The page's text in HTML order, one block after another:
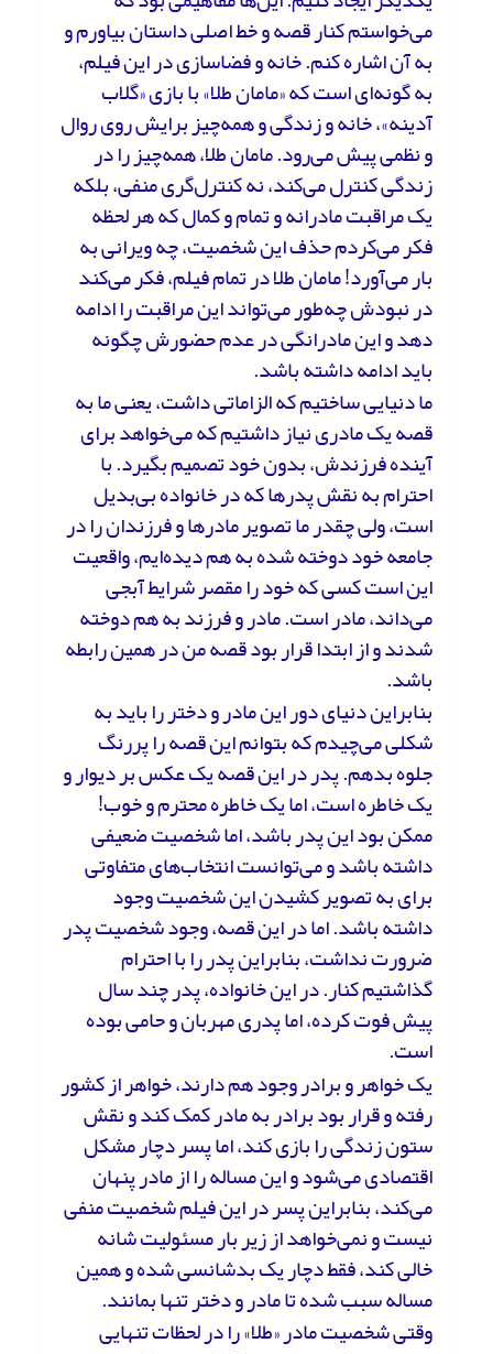
می‌خواستم کنار قصه و خط اصلی داستان بیاورم و
به آن اشاره کنم. خانه و فضاسازی در این فیلم،
به گونه‌ای است که «مامان طلا» با بازی «گلاب
آدینه»، خانه و زندگی و همه‌چیز برایش روی روال
و نظمی پیش می‌رود. مامان طلا، همه‌چیز را در
زندگی کنترل می‌کند، نه کنترل‌گری منفی، بلکه
یک مراقبت مادرانه و تمام و کمال که هر لحظه
فکر می‌کردم حذف این شخصیت، چه ویرانی به
بار می‌آورد! مامان طلا در تمام فیلم، فکر می‌کند
در نبودش چه‌طور می‌تواند این مراقبت را ادامه
دهد و این مادرانگی در عدم حضورش چگونه
باید ادامه داشته باشد.
ما دنیایی ساختیم که الزاماتی داشت، یعنی ما به
قصه یک مادری نیاز داشتیم که می‌خواهد برای
آینده فرزندش، بدون خود تصمیم بگیرد. با
احترام به نقش پدرها که در خانواده بی‌بدیل
است، ولی چقدر ما تصویر مادرها و فرزندان را در
جامعه خود دوخته شده به هم دیده‌ایم، واقعیت
این است کسی که خود را مقصر شرایط آبجی
می‌داند، مادر است. مادر و فرزند به هم دوخته
شدند و از ابتدا قرار بود قصه من در همین رابطه
باشد.
بنابراین دنیای دور این مادر و دختر را باید به
شکلی می‌چیدم که بتوانم این قصه را پررنگ
جلوه بدهم. پدر در این قصه یک عکس بر دیوار و
یک خاطره است، اما یک خاطره محترم و خوب!
ممکن بود این پدر باشد، اما شخصیت ضعیفی
داشته باشد و می‌توانست انتخاب‌های متفاوتی
برای به تصویر کشیدن این شخصیت وجود
داشته باشد. اما در این قصه، وجود شخصیت پدر
ضرورت نداشت، بنابراین پدر را با احترام
گذاشتیم کنار. در این خانواده، پدر چند سال
پیش فوت کرده، اما پدری مهربان و حامی بوده
است.
یک خواهر و برادر وجود هم دارند، خواهر از کشور
رفته و قرار بود برادر به مادر کمک کند و نقش
ستون زندگی را بازی کند، اما پسر دچار مشکل
اقتصادی می‌شود و این مساله را از مادر پنهان
می‌کند، بنابراین پسر در این فیلم شخصیت منفی
نیست و نمی‌خواهد از زیر بار مسئولیت شانه
خالی کند، فقط دچار یک بدشانسی شده و همین
مساله سبب شده تا مادر و دختر تنها بمانند.
وقتی شخصیت مادر «طلا» را در لحظات تنهایی